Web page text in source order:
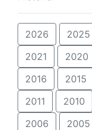
2026 2025
2021
2020
2016
2015
2011
2010
2006
2005